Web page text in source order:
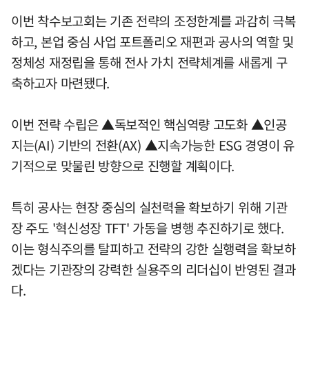
이번 착수보고회는 기존 전략의 조정한계를 과감히 극복
하고, 본업 중심 사업 포트폴리오 재편과 공사의 역할 및
정체성 재정립을 통해 전사 가치 전략체계를 새롭게 구
축하고자 마련됐다.
이번 전략 수립은 ▲독보적인 핵심역량 고도화 ▲인공
지는(AI) 기반의 전환(AX) ▲지속가능한 ESG 경영이 유
기적으로 맞물린 방향으로 진행할 계획이다.
특히 공사는 현장 중심의 실천력을 확보하기 위해 기관
장 주도 '혁신성장 TFT' 가동을 병행 추진하기로 했다.
이는 형식주의를 탈피하고 전략의 강한 실행력을 확보하
겠다는 기관장의 강력한 실용주의 리더십이 반영된 결과
다.